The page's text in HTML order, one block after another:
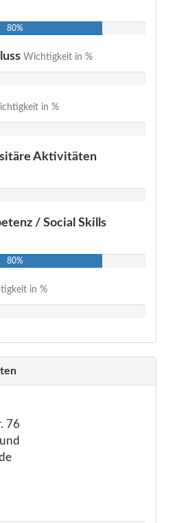
80%
Wichtigkeit in %
in %
Aktivitäten
/ Social Skills
80%
in %
76